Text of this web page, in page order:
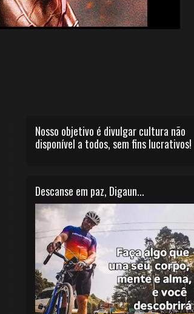
Nosso objetivo é divulgar cultura não
disponível a todos, sem fins lucrativos!
Descanse em paz, Digaun...